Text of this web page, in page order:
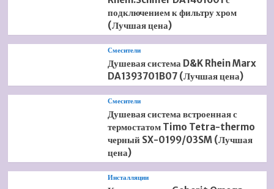
подключением к фильтру хром
(Лучшая цена)
Смесители
Душевая система D&K Rhein Marx
DA1393701B07 (Лучшая цена)
Смесители
Душевая система встроенная с
термостатом Timo Tetra-thermo
черный SX-0199/03SM (Лучшая
цена)
Инсталляции